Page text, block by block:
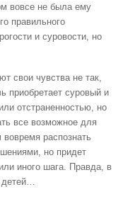
вовсе не была ему
правильного
и суровости, но
свои чувства не так,
приобретает суровый и
отстраненностью, но
все возможное для
распознать
но придет
иного шага. Правда, в